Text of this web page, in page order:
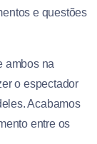
e questões
ambos na
o espectador
Acabamos
entre os